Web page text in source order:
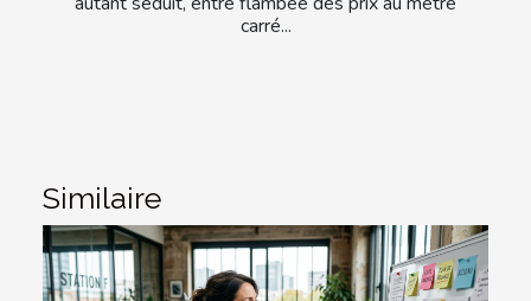
carré...
Similaire